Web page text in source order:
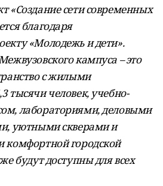
«Создание сети современных
благодаря
«Молодежь и дети».
кампуса – это
с жилыми
тысячи человек, учебно-
лабораториями, деловыми
уютными скверами и
комфортной городской
будут доступны для всех